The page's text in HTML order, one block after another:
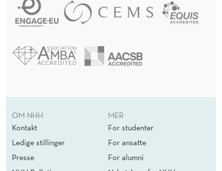
OM NHH
Kontakt
Ledige stillinger
Presse
MER
For studenter
For ansatte
For alumni